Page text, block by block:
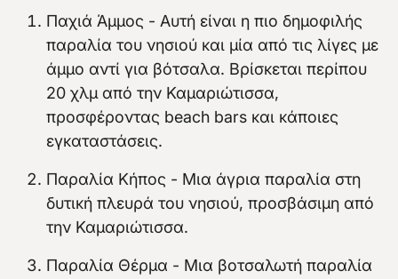
Παχιά Άμμος - Αυτή είναι η πιο δημοφιλής
παραλία του νησιού και μία από τις λίγες με
άμμο αντί για βότσαλα. Βρίσκεται περίπου
20 χλμ από την Καμαριώτισσα,
προσφέροντας beach bars και κάποιες
εγκαταστάσεις.
Παραλία Κήπος - Μια άγρια παραλία στη
δυτική πλευρά του νησιού, προσβάσιμη από
την Καμαριώτισσα.
Παραλία Θέρμα - Μια βοτσαλωτή παραλία